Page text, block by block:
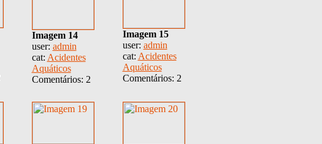
Imagem 14
user: admin
cat: Acidentes
Aquáticos
Comentários: 2
Imagem 15
user: admin
cat: Acidentes
Aquáticos
Comentários: 2